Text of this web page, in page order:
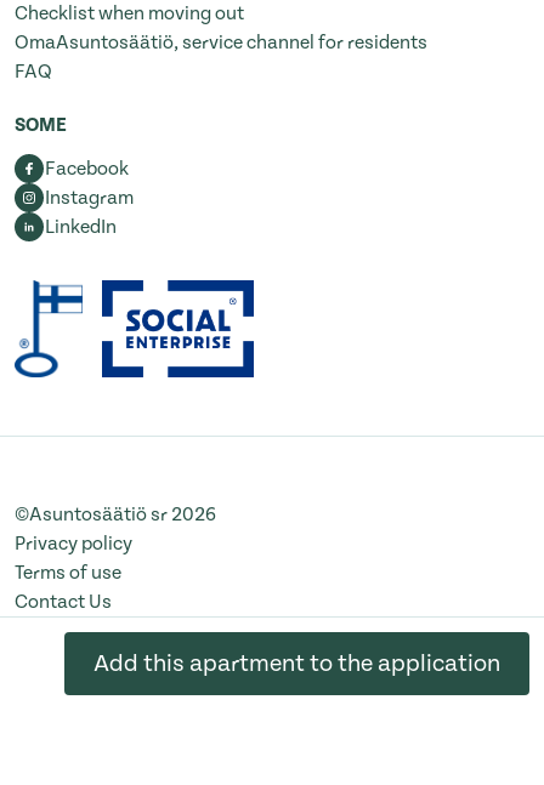
Checklist when moving out
OmaAsuntosäätiö, service channel for residents
FAQ
SOME
Facebook
Instagram
LinkedIn
©Asuntosäätiö sr 2026
Privacy policy
Terms of use
Contact Us
Change cookie settings
Add this apartment to the application